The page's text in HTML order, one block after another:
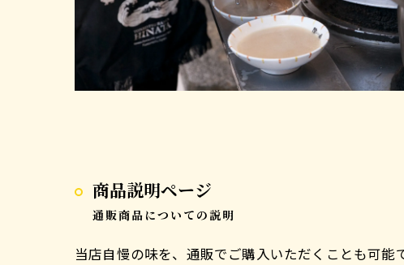
商品説明ページ
通販商品についての説明
当店自慢の味を、通販でご購入いただくことも可能